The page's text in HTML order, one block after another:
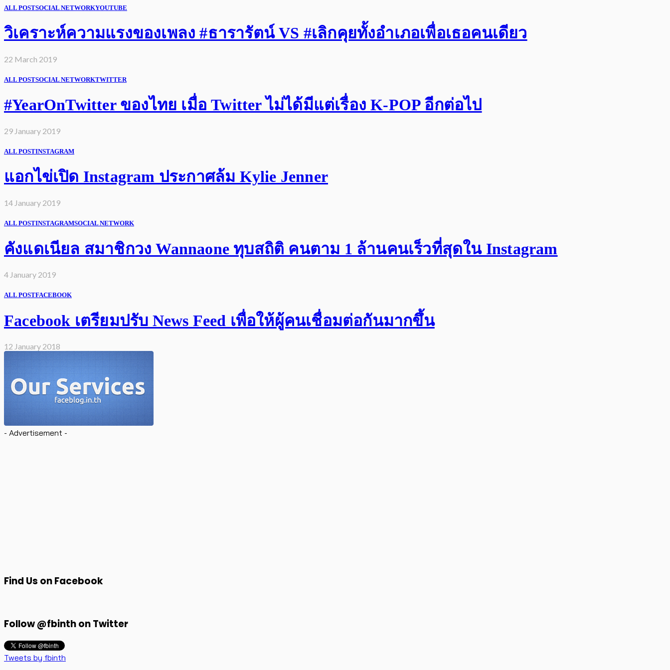
ALL POSTSOCIAL NETWORKYOUTUBE
วิเคราะห์ความแรงของเพลง #ธารารัตน์ VS #เลิกคุยทั้งอำเภอเพื่อเธอคนเดียว
22 March 2019
ALL POSTSOCIAL NETWORKTWITTER
#YearOnTwitter ของไทย เมื่อ Twitter ไม่ได้มีแต่เรื่อง K-POP อีกต่อไป
29 January 2019
ALL POSTINSTAGRAM
แอกไข่เปิด Instagram ประกาศล้ม Kylie Jenner
14 January 2019
ALL POSTINSTAGRAMSOCIAL NETWORK
คังแดเนียล สมาชิกวง Wannaone ทุบสถิติ คนตาม 1 ล้านคนเร็วที่สุดใน Instagram
4 January 2019
ALL POSTFACEBOOK
Facebook เตรียมปรับ News Feed เพื่อให้ผู้คนเชื่อมต่อกันมากขึ้น
12 January 2018
- Advertisement -
Find Us on Facebook
Follow @fbinth on Twitter
Tweets by fbinth